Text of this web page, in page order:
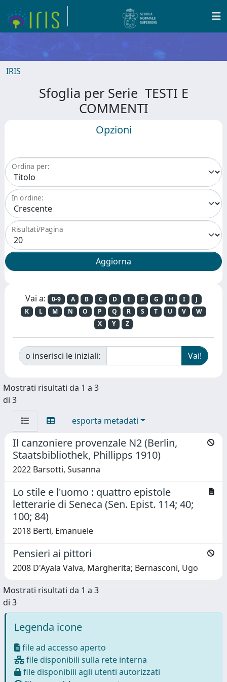
IRIS
Sfoglia per Serie TESTI E
COMMENTI
Opzioni
Ordina per:
In ordine:
Risultati/Pagina
Vai a: 0-9 A B C D E F G H I
J
K
L M N O P Q R S T U V
W
X
Y Z
o inserisci le iniziali:
Mostrati risultati da 1 a 3
di 3
esporta metadati
Il canzoniere provenzale N2 (Berlin,
Staatsbibliothek, Phillipps 1910)
2022 Barsotti, Susanna
Lo stile e l'uomo : quattro epistole
letterarie di Seneca (Sen. Epist. 114; 40;
100; 84)
2018 Berti, Emanuele
Pensieri ai pittori
2008 D'Ayala Valva, Margherita; Bernasconi, Ugo
Mostrati risultati da 1 a 3
di 3
Legenda icone
file ad accesso aperto
file disponibili sulla rete interna
file disponibili agli utenti autorizzati